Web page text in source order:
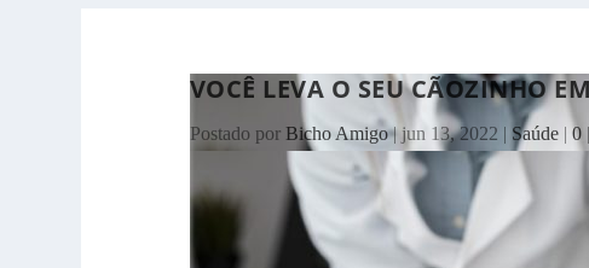
VOCÊ LEVA O SEU CÃOZINHO
Postado por Bicho Amigo| jun 13, 2022 | Saúde| 0 |